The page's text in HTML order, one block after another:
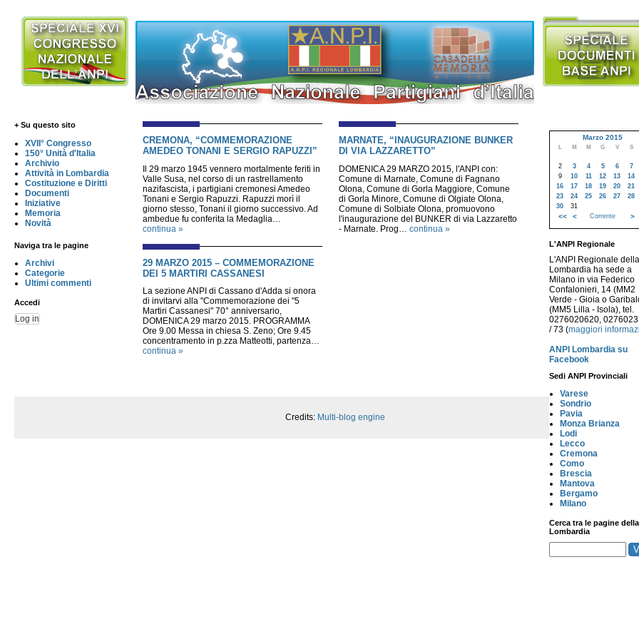
+ Su questo sito
XVII° Congresso
150° Unità d'Italia
Archivio
Attività in Lombardia
Costituzione e Diritti
Documenti
Iniziative
Memoria
Novità
Naviga tra le pagine
Archivi
Categorie
Ultimi commenti
Accedi
Log in
CREMONA, “COMMEMORAZIONE
AMEDEO TONANI E SERGIO RAPUZZI”
Il 29 marzo 1945 vennero mortalmente feriti in
Valle Susa, nel corso di un rastrellamento
nazifascista, i partigiani cremonesi Amedeo
Tonani e Sergio Rapuzzi. Rapuzzi morì il
giorno stesso, Tonani il giorno successivo. Ad
ambedue fu conferita la Medaglia…
continua »
MARNATE, “INAUGURAZIONE BUNKER
DI VIA LAZZARETTO”
DOMENICA 29 MARZO 2015, l'ANPI con:
Comune di Marnate, Comune di Fagnano
Olona, Comune di Gorla Maggiore, Comune
di Gorla Minore, Comune di Olgiate Olona,
Comune di Solbiate Olona, promuovono
l'inaugurazione del BUNKER di via Lazzaretto
- Marnate. Prog… continua »
29 MARZO 2015 – COMMEMORAZIONE
DEI 5 MARTIRI CASSANESI
La sezione ANPI di Cassano d'Adda si onora
di invitarvi alla "Commemorazione dei "5
Martiri Cassanesi" 70° anniversario,
DOMENICA 29 marzo 2015. PROGRAMMA
Ore 9.00 Messa in chiesa S. Zeno; Ore 9.45
concentramento in p.zza Matteotti, partenza…
continua »
Marzo 2015
L M M G V S
2
3 4 5 6 7
9
10 11 12 13 14
16
17 18 19 20 21
23
24 25 26 27 28
30
31
<< < Corrente >
L'ANPI Regionale
L'ANPI Regionale della
Lombardia ha sede a
Milano in via Federico
Confalonieri, 14 (MM2
Verde - Gioia o
(MM5 Lilla - Isola), tel.
0276020620,
/ 73 (maggiori
ANPI Lombardia su
Facebook
Sedi ANPI Provinciali
Varese
Sondrio
Pavia
Monza Brianza
Lodi
Lecco
Cremona
Como
Brescia
Mantova
Bergamo
Milano
Cerca tra le pagine della
Lombardia
Credits: Multi-blog engine